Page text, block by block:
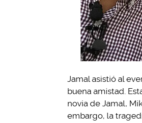
Jamal asistió al
buena amistad.
novia de Jamal,
embargo, la